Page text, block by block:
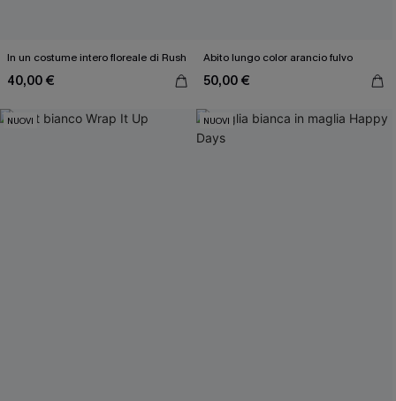
In un costume intero floreale di Rush
40,00 €
Abito lungo color arancio fulvo
50,00 €
NUOVI NUOVI